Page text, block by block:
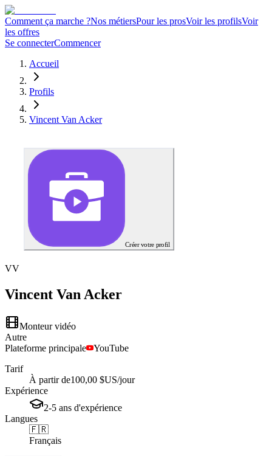
Comment ça marche ?Nos métiersPour les prosVoir les profilsVoir
les offres
Se connecterCommencer
Accueil
Profils
Vincent Van Acker
Créer votre profil
VV
Vincent Van Acker
Monteur vidéo
Autre
Plateforme principale
YouTube
Tarif
À partir de100,00 $US/jour
Expérience
2-5 ans d'expérience
Langues
🇫🇷
Français